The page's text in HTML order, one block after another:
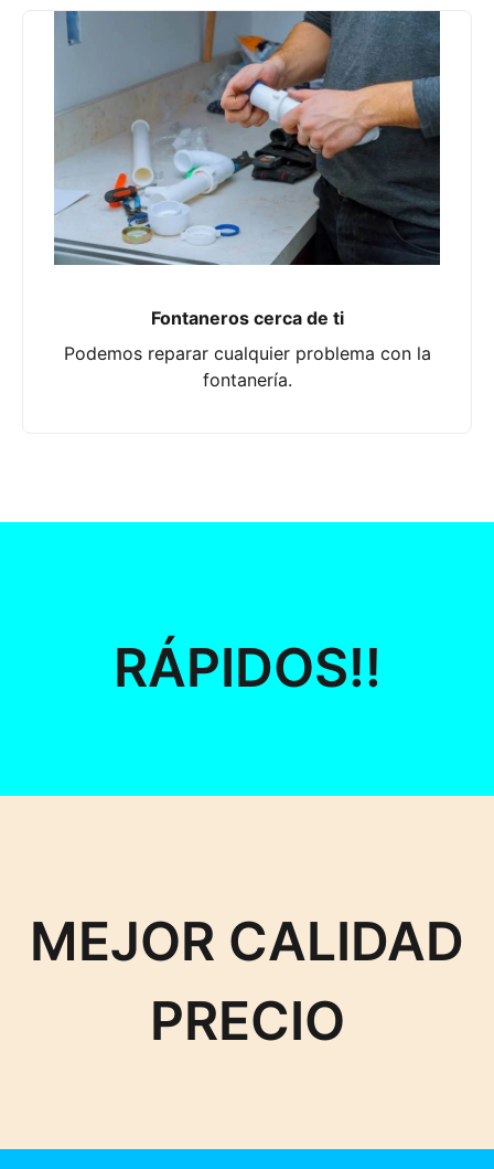
Fontaneros cerca de ti
Podemos reparar cualquier problema con la
fontanería.
RÁPIDOS!!
MEJOR CALIDAD
PRECIO